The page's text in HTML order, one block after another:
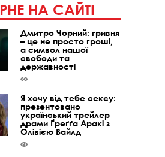
НА САЙТІ
Дмитро Чорний: гривня
– це не просто гроші,
а символ нашої
свободи та
державності
Я хочу від тебе сексу:
презентовано
український трейлер
драми Ґреґґа Аракі з
Олівією Вайлд